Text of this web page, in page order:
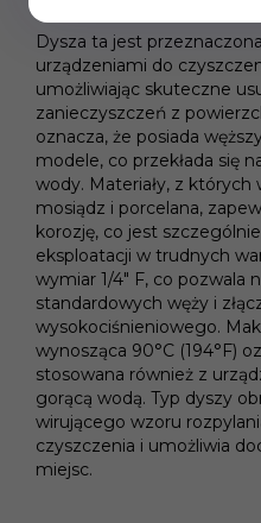
Dysza ta jest
urządzeniami do
umożliwiając skuteczne
zanieczyszczeń z
oznacza, że posiada
modele, co przekłada się
wody. Materiały, z których
mosiądz i porcelana,
korozję, co jest
eksploatacji w trudnych
wymiar 1/4" F, co pozwala
standardowych węży i
wysokociśnieniowego.
wynosząca 90°C (194°F)
stosowana również z
gorącą wodą. Typ dyszy
wirującego wzoru
czyszczenia i umożliwia
miejsc.